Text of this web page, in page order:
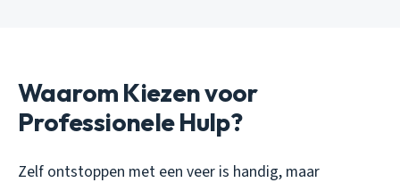
Waarom Kiezen voor
Professionele Hulp?
Zelf ontstoppen met een veer is handig, maar